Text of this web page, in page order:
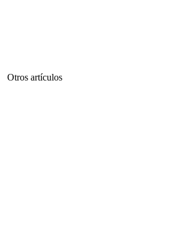
Otros artículos